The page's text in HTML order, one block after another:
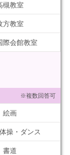
槻教室
方教室
際会館教室
※複数回答可
絵画
操・ダンス
書道